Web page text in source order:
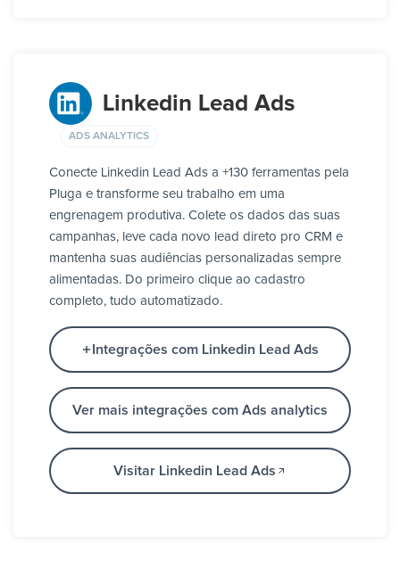
Linkedin Lead Ads
ADS ANALYTICS
Conecte Linkedin Lead Ads a +130 ferramentas pela
Pluga e transforme seu trabalho em uma
engrenagem produtiva. Colete os dados das suas
campanhas, leve cada novo lead direto pro CRM e
mantenha suas audiências personalizadas sempre
alimentadas. Do primeiro clique ao cadastro
completo, tudo automatizado.
Integrações com Linkedin Lead Ads
Ver mais integrações com Ads analytics
Visitar Linkedin Lead Ads